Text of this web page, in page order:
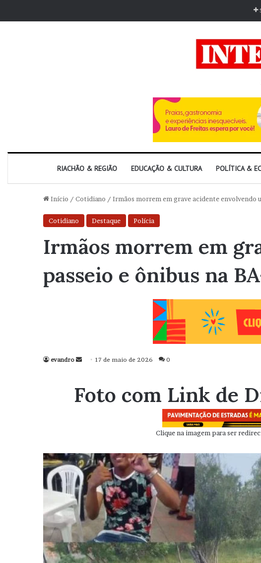
RIACHÃO & REGIÃO EDUCAÇÃO & CULTURA POLÍTICA &
Início / Cotidiano / Irmãos morrem em grave acidente envolvendo
Cotidiano Destaque Polícia
Irmãos morrem em
passeio e ônibus na
evandro
Mande
mail
17 de maio de 2026 0
Foto com Link de
Clique na imagem para ser